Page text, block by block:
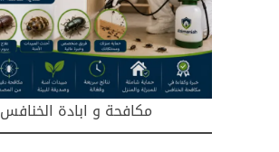
مكافحة و ابادة الخنافس